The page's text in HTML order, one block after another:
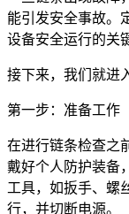
能引发安全事故。
设备安全运行的关
接下来，我们就进
第一步：准备工作
在进行链条检查之
戴好个人防护装备
工具，如扳手、螺
行，并切断电源。